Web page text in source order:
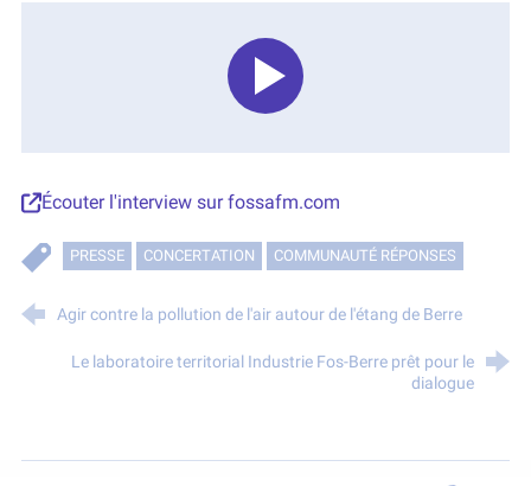
Écouter l'interview sur fossafm.com
PRESSE CONCERTATION COMMUNAUTÉ RÉPONSES
Agir contre la pollution de l'air autour de l'étang de Berre
Le laboratoire territorial Industrie Fos-Berre prêt pour le
dialogue